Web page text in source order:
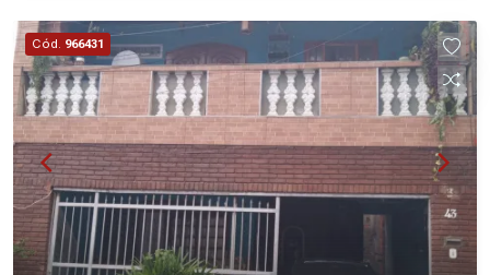
Cód. 966431